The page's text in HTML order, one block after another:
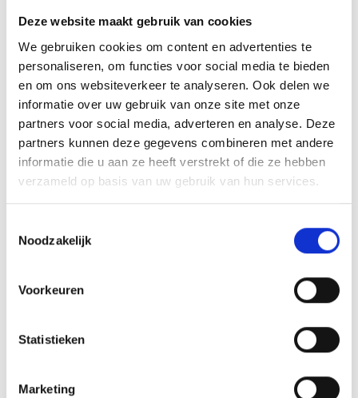
Deze website maakt gebruik van cookies
We gebruiken cookies om content en advertenties te
personaliseren, om functies voor social media te bieden
en om ons websiteverkeer te analyseren. Ook delen we
informatie over uw gebruik van onze site met onze
partners voor social media, adverteren en analyse. Deze
partners kunnen deze gegevens combineren met andere
informatie die u aan ze heeft verstrekt of die ze hebben
verzameld op basis van uw gebruik van hun services.
Noodzakelijk
Voorkeuren
Statistieken
Marketing
nauwkeurige temperatuurregeling en een handige
houtskool op te slaan en klaar te hebben voor gebruik. Dankzij het One-
Touch reinigingssysteem is het opruimen van as een fluitje van een cent,
wat bijdraagt aan het onderhoudsgemak van deze barbecue.
De Weber Performer Deluxe gaat nog een stap verder met zijn
innovatieve gasontstekingssysteem. Dit systeem maakt het mogelijk om
de houtskool snel en eenvoudig aan te steken met een druk op de knop,
waardoor je sneller kunt beginnen met grillen. Dit model heeft alles wat
je nodig hebt voor een efficiënte en moeiteloze barbecue-ervaring,
Met de Weber Performer, Performer Premium en Performer Deluxe kun
verkrijgbaar bij de Weber Original Store.
INSPIRATIE